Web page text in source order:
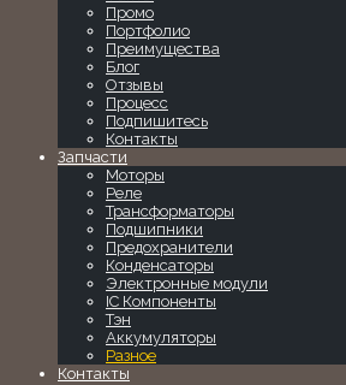
Промо
Портфолио
Преимущества
Блог
Отзывы
Процесс
Подпишитесь
Контакты
Запчасти
Моторы
Реле
Трансформаторы
Подшипники
Предохранители
Конденсаторы
Электронные модули
IC Компоненты
Тэн
Аккумуляторы
Разное
Контакты